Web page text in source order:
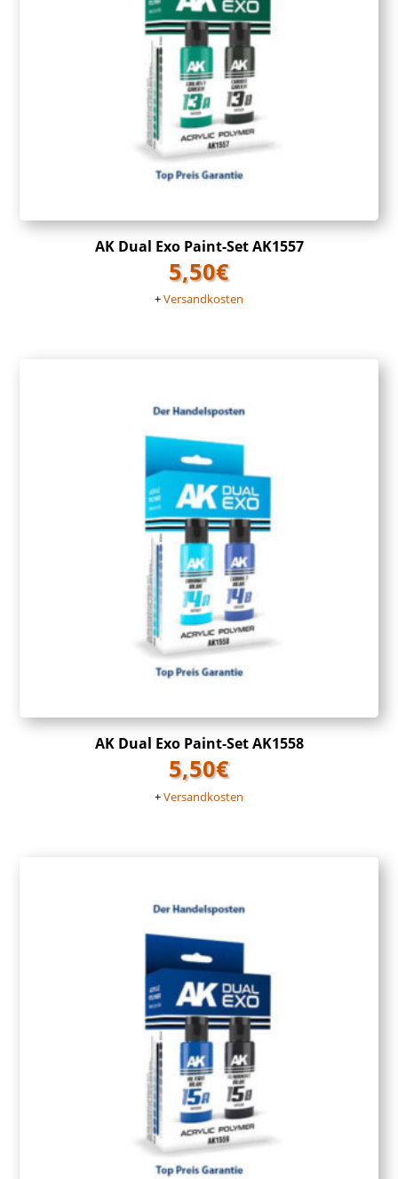
AK Dual Exo Paint-Set AK1557
5,50€
+Versandkosten
AK Dual Exo Paint-Set AK1558
5,50€
+Versandkosten